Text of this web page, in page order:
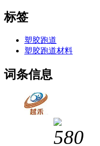
标签
塑胶跑道
塑胶跑道材料
词条信息